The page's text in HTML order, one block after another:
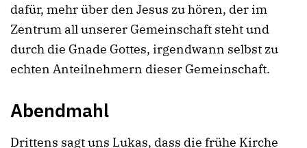
dafür, mehr über den Jesus zu hören, der im
Zentrum all unserer Gemeinschaft steht und
durch die Gnade Gottes, irgendwann selbst zu
echten Anteilnehmern dieser Gemeinschaft.
Abendmahl
Drittens sagt uns Lukas, dass die frühe Kirche